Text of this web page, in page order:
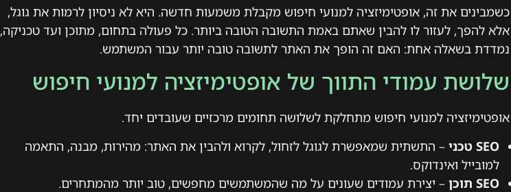
כשמבינים את זה, אופטימיזציה למנועי חיפוש מקבלת משמעות חדשה. היא לא ניסיון לרמות את גוגל,
אלא להפך, לעזור לו להבין שאתם באמת התשובה הטובה ביותר. כל פעולה בתחום, מתוכן ועד טכניקה,
נמדדת בשאלה אחת: האם זה הופך את האתר לתשובה טובה יותר עבור המשתמש.
שלושת עמודי התווך של אופטימיזציה למנועי חיפוש
אופטימיזציה למנועי חיפוש מתחלקת לשלושה תחומים מרכזיים שעובדים יחד.
SEO טכני
– התשתית שמאפשרת לגוגל לזחול, לקרוא ולהבין את האתר: מהירות, מבנה, התאמה
למובייל ואינדוקס.
SEO תוכן
– יצירת עמודים שעונים על מה שהמשתמשים מחפשים, טוב יותר מהמתחרים.